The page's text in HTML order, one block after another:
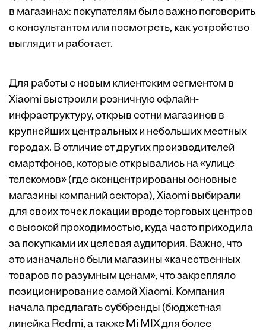
в магазинах: покупателям было важно поговорить
с консультантом или посмотреть, как устройство
выглядит и работает.
Для работы с новым клиентским сегментом в
Xiaomi выстроили розничную офлайн-
инфраструктуру, открыв сотни магазинов в
крупнейших центральных и небольших местных
городах. В отличие от других производителей
смартфонов, которые открывались на «улице
телекомов» (где сконцентрированы основные
магазины компаний сектора), Xiaomi выбирали
для своих точек локации вроде торговых центров
с высокой проходимостью, куда часто приходила
за покупками их целевая аудитория. Важно, что
это изначально были магазины «качественных
товаров по разумным ценам», что закрепляло
позиционирование самой Xiaomi. Компания
начала предлагать суббренды (бюджетная
линейка Redmi, а также Mi MIX для более